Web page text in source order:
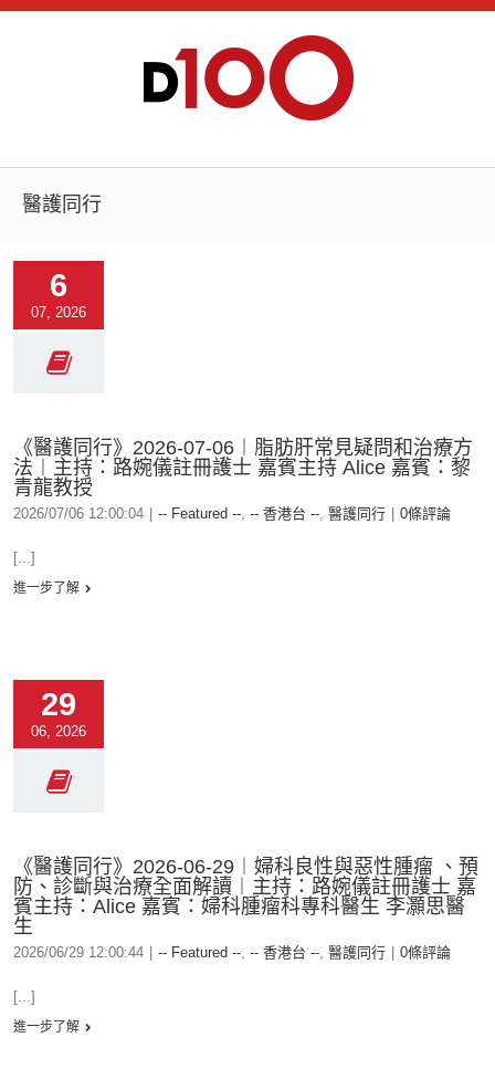
醫護同行
6
07, 2026
《醫護同行》2026-07-06︱脂肪肝常見疑問和治療方
法︱主持：路婉儀註冊護士 嘉賓主持 Alice 嘉賓：黎
青龍教授
2026/07/06 12:00:04 -- Featured --, -- 香港台 --, 醫護同行 0條評論
[...]
進一步了解
29
06, 2026
《醫護同行》2026-06-29︱婦科良性與惡性腫瘤 、預
防、診斷與治療全面解讀︱主持：路婉儀註冊護士 嘉
賓主持：Alice 嘉賓：婦科腫瘤科專科醫生 李灝思醫
生
2026/06/29 12:00:44 -- Featured --, -- 香港台 --, 醫護同行 0條評論
[...]
進一步了解